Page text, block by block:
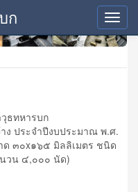
ก
ธทหารบก
ง ประจำปีงบประมาณ พ.ศ.
๓๐x๑๖๕ มิลลิเมตร ชนิด
นวน ๔,๐๐๐ นัด)